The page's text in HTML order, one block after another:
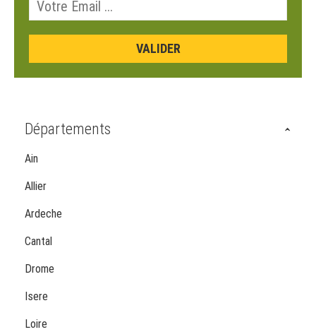
Départements
Ain
Allier
Ardeche
Cantal
Drome
Isere
Loire